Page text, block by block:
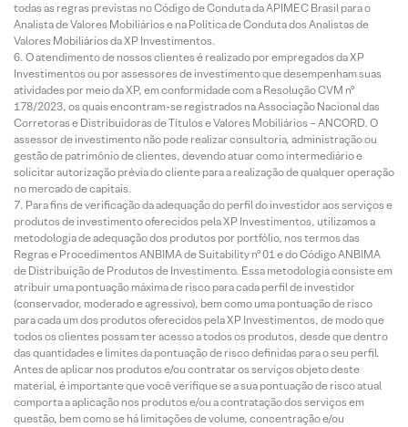
todas as regras previstas no Código de Conduta da APIMEC Brasil para o
Analista de Valores Mobiliários e na Política de Conduta dos Analistas de
Valores Mobiliários da XP Investimentos.
O atendimento de nossos clientes é realizado por empregados da XP
Investimentos ou por assessores de investimento que desempenham suas
atividades por meio da XP, em conformidade com a Resolução CVM nº
178/2023, os quais encontram-se registrados na Associação Nacional das
Corretoras e Distribuidoras de Títulos e Valores Mobiliários – ANCORD. O
assessor de investimento não pode realizar consultoria, administração ou
gestão de patrimônio de clientes, devendo atuar como intermediário e
solicitar autorização prévia do cliente para a realização de qualquer operação
no mercado de capitais.
Para fins de verificação da adequação do perfil do investidor aos serviços e
produtos de investimento oferecidos pela XP Investimentos, utilizamos a
metodologia de adequação dos produtos por portfólio, nos termos das
Regras e Procedimentos ANBIMA de Suitability nº 01 e do Código ANBIMA
de Distribuição de Produtos de Investimento. Essa metodologia consiste em
atribuir uma pontuação máxima de risco para cada perfil de investidor
(conservador, moderado e agressivo), bem como uma pontuação de risco
para cada um dos produtos oferecidos pela XP Investimentos, de modo que
todos os clientes possam ter acesso a todos os produtos, desde que dentro
das quantidades e limites da pontuação de risco definidas para o seu perfil.
Antes de aplicar nos produtos e/ou contratar os serviços objeto deste
material, é importante que você verifique se a sua pontuação de risco atual
comporta a aplicação nos produtos e/ou a contratação dos serviços em
questão, bem como se há limitações de volume, concentração e/ou